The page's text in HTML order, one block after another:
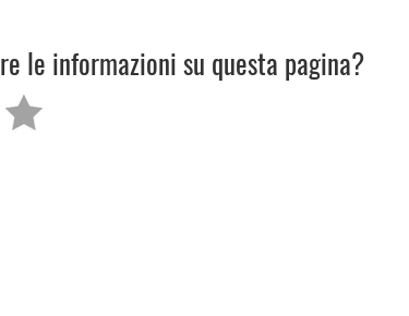
le informazioni su questa pagina?